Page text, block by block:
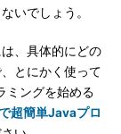
いでしょう。
、具体的にどの
とにかく使って
ミングを始める
超簡単Javaプロ